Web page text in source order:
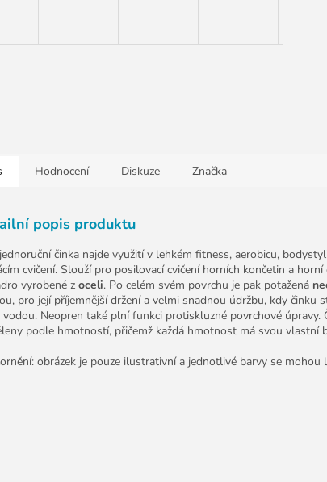
Hodnocení Diskuze Značka
popis produktu
činka najde využití v lehkém fitness, aerobicu,
cvičení. Slouží pro posilovací cvičení horních končetin a
vyrobené z oceli. Po celém svém povrchu je pak potažená
pro její příjemnější držení a velmi snadnou údržbu, kdy činku
Neopren také plní funkci protiskluzné povrchové úpravy.
podle hmotností, přičemž každá hmotnost má svou vlastní
obrázek je pouze ilustrativní a jednotlivé barvy se mohou